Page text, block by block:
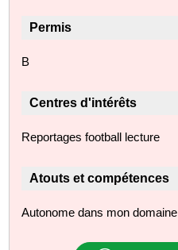
Permis
B
Centres d'intérêts
Reportages football lecture
Atouts et compétences
Autonome dans mon domaine